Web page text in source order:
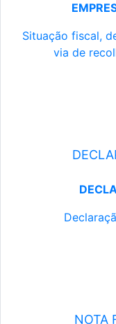
Situação fiscal,
via de
NOTA